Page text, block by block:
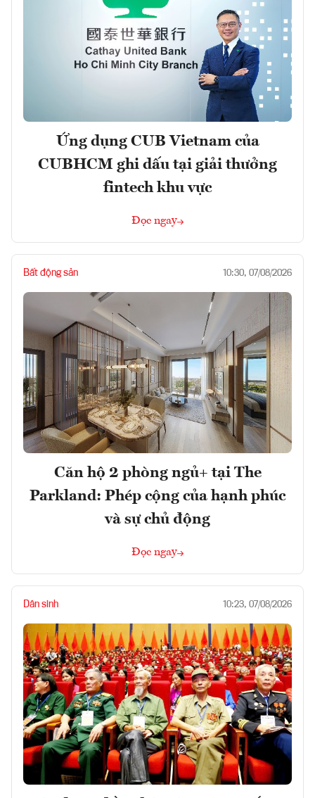
Ứng dụng CUB Vietnam của
CUBHCM ghi dấu tại giải thưởng
fintech khu vực
Đọc ngay
Bất động sản 10:30, 07/08/2026
Căn hộ 2 phòng ngủ+ tại The
Parkland: Phép cộng của hạnh phúc
và sự chủ động
Đọc ngay
Dân sinh 10:23, 07/08/2026